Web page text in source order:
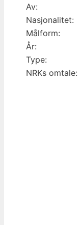
Av:
Nasjonalitet:
Målform:
År:
Type:
NRKs omtale: